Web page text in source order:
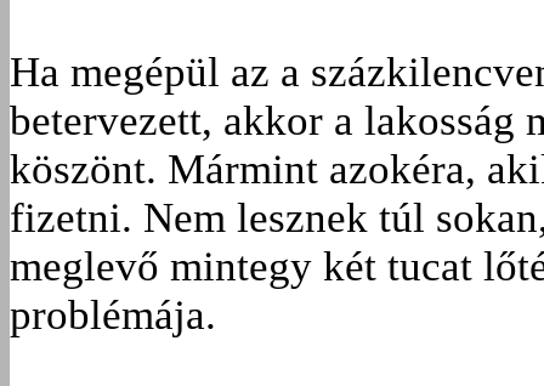
Ha megépül az a
betervezett, akkor a lakosság
köszönt. Mármint azokéra,
fizetni. Nem lesznek túl
meglevő mintegy két tucat
problémája.